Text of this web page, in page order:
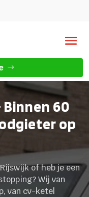
60
op
of heb je een
Wij van
van cv-ketel